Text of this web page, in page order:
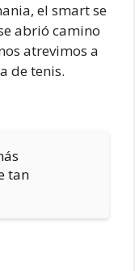
el smart se
abrió camino
atrevimos a
de tenis.
tan